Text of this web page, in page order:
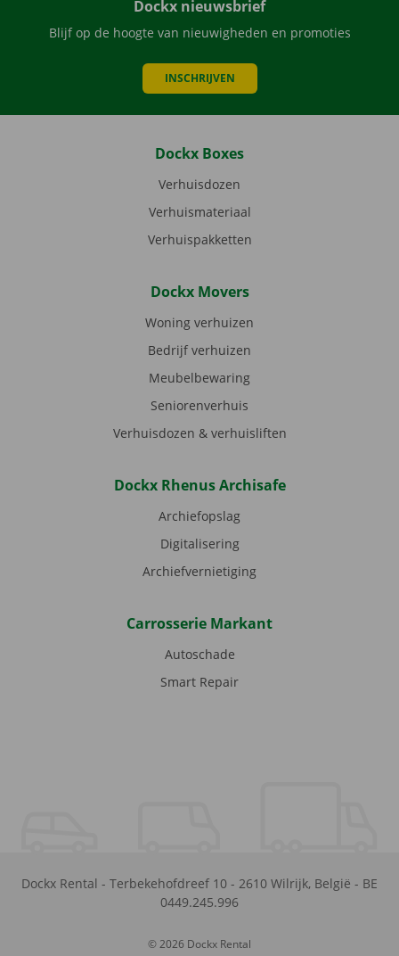
Dockx nieuwsbrief
Blijf op de hoogte van nieuwigheden en promoties
INSCHRIJVEN
Dockx Boxes
Verhuisdozen
Verhuismateriaal
Verhuispakketten
Dockx Movers
Woning verhuizen
Bedrijf verhuizen
Meubelbewaring
Seniorenverhuis
Verhuisdozen & verhuisliften
Dockx Rhenus Archisafe
Archiefopslag
Digitalisering
Archiefvernietiging
Carrosserie Markant
Autoschade
Smart Repair
Dockx Rental - Terbekehofdreef 10 - 2610 Wilrijk, België - BE
0449.245.996
© 2026 Dockx Rental